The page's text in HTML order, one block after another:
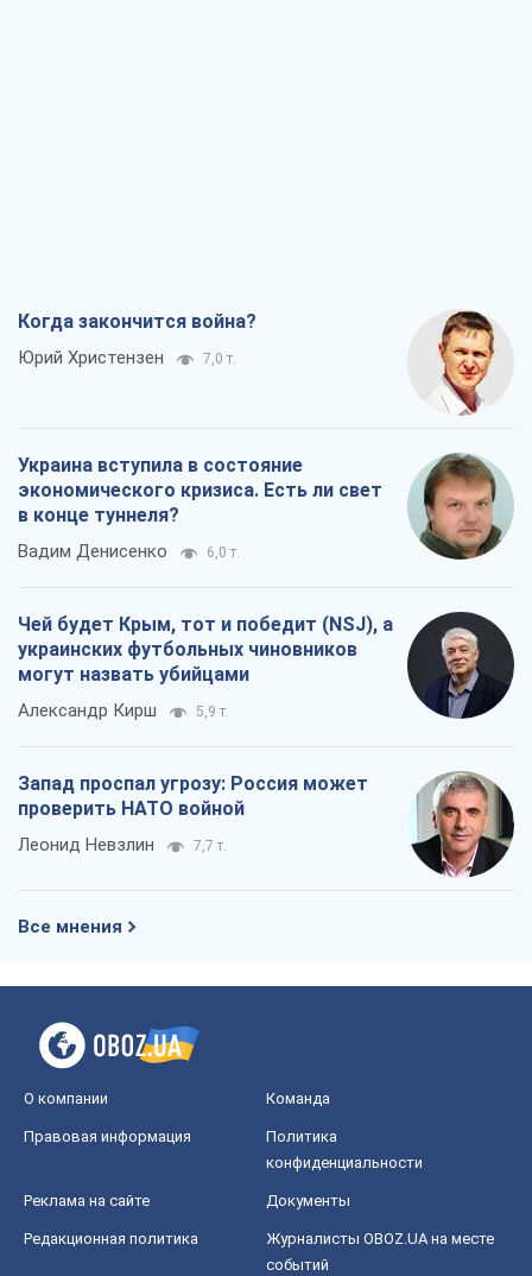
Когда закончится война?
Юрий Христензен 7,0 т.
Украина вступила в состояние
экономического кризиса. Есть ли свет
в конце туннеля?
Вадим Денисенко 6,0 т.
Чей будет Крым, тот и победит (NSJ), а
украинских футбольных чиновников
могут назвать убийцами
Александр Кирш 5,9 т.
Запад проспал угрозу: Россия может
проверить НАТО войной
Леонид Невзлин 7,7 т.
Все мнения
О компании Команда
Правовая информация
Политика
конфиденциальности
Реклама на сайте Документы
Редакционная политика
Журналисты OBOZ.UA на месте
событий